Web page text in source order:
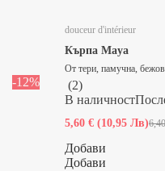
-12%
douceur d'intérieur
Кърпа Maya
От тери, памучна,
(2)
В наличност
5,60 € (10,95 Лв)
Добави
Добави